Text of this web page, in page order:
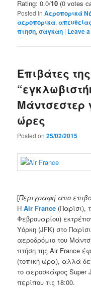
Rating: 0.0/10 (0 votes
Posted in Αεροπορικά
αεροπορικα,
πτηση,σαγκαη | Leave
Επιβάτες
Μάντσεστερ
ώρες
Posted on25/02/2015
[Περιγραφή απο
ΗAir France (Παρίσι),
Φεβρουαρίου)
Υόρκη (JFK) στο
αεροδρόμιο του
πτήση της Air France
(τοπική ώρα), αλλά
το αεροσκάφος Super
περίπου τις 18:00.